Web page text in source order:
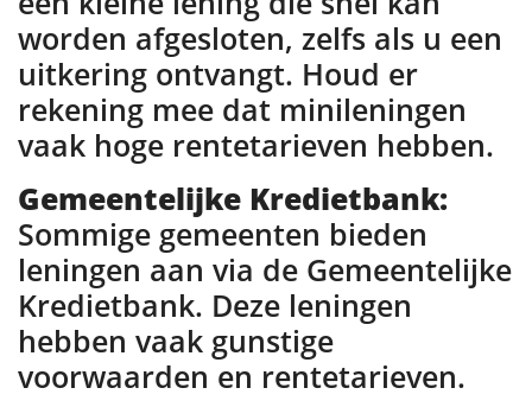
worden afgesloten, zelfs als u een
uitkering ontvangt. Houd er
rekening mee dat minileningen
vaak hoge rentetarieven hebben.
Gemeentelijke Kredietbank:
Sommige gemeenten bieden
leningen aan via de Gemeentelijke
Kredietbank. Deze leningen
hebben vaak gunstige
voorwaarden en rentetarieven.